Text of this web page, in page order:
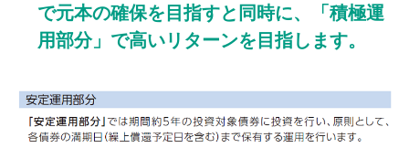
で元本の確保を目指すと同時に、「積極運
用部分」で高いリターンを目指します。